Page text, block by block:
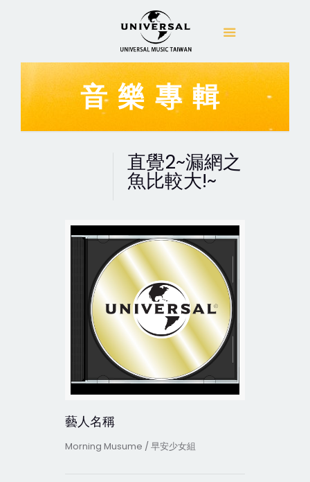
音樂專輯
直覺2~漏網之
魚比較大!~
藝人名稱
Morning Musume / 早安少女組